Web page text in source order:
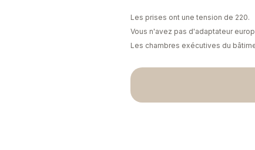
Les prises ont une tension de 220.
Vous n'avez pas d'adaptateur
Les chambres exécutives du